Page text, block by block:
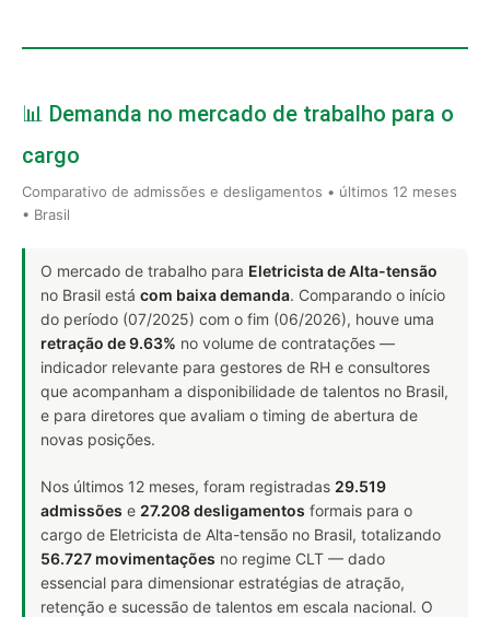
📊 Demanda no mercado de trabalho para o
cargo
Comparativo de admissões e desligamentos • últimos 12 meses
• Brasil
O mercado de trabalho para Eletricista de Alta-tensão
no Brasil está com baixa demanda. Comparando o início
do período (07/2025) com o fim (06/2026), houve uma
retração de 9.63% no volume de contratações —
indicador relevante para gestores de RH e consultores
que acompanham a disponibilidade de talentos no Brasil,
e para diretores que avaliam o timing de abertura de
novas posições.
Nos últimos 12 meses, foram registradas 29.519
admissões e 27.208 desligamentos formais para o
cargo de Eletricista de Alta-tensão no Brasil, totalizando
56.727 movimentações no regime CLT — dado
essencial para dimensionar estratégias de atração,
retenção e sucessão de talentos em escala nacional. O